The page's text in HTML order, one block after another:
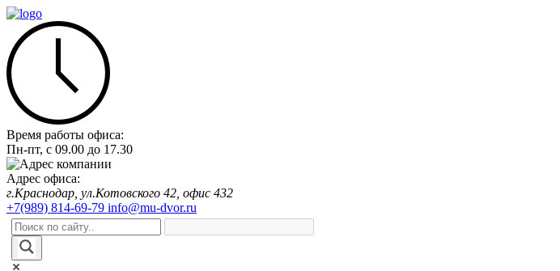
Время работы офиса:
Пн-пт, с 09.00 до 17.30
Адрес офиса:
г.Краснодар, ул.Котовского 42, офис 432
+7(989) 814-69-79 info@mu-dvor.ru